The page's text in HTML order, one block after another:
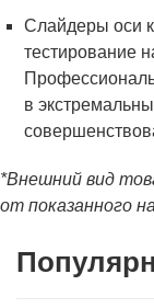
Слайдеры оси
тестирование
в
*Внешний вид
от показанного